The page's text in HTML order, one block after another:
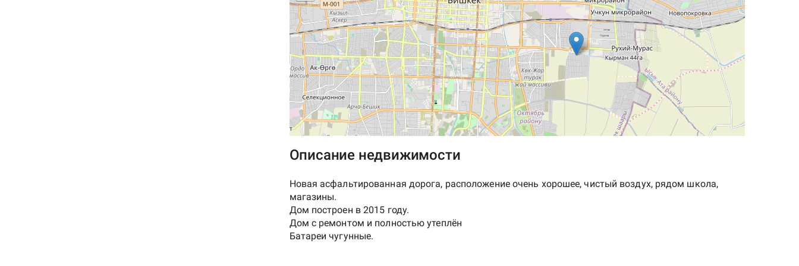
Описание недвижимости
Новая асфальтированная дорога, расположение очень хорошее, чистый воздух, рядом школа,
магазины.
Дом построен в 2015 году.
Дом с ремонтом и полностью утеплён